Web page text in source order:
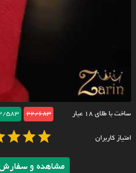
ساخت با طلای ۱۸ عیار 22/683
583
امتیاز کاربران
مشاهده و سفارش